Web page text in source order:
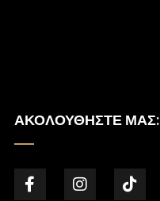
ΑΚΟΛΟΥΘΉΣΤΕ ΜΑΣ: